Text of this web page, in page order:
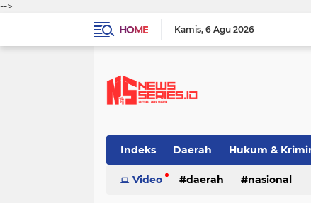
-->
HOME
Kamis 6 Agu 2026
Indeks Daerah Hukum &
Video daerah nasional